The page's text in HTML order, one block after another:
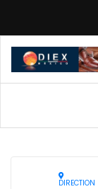
DIRECTION